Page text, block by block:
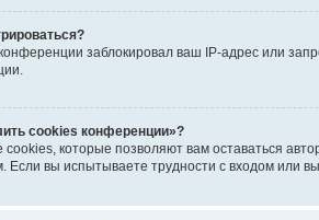
заблокировал ваш IP-адрес или
cookies конференции»?
которые позволяют вам оставаться
Если вы испытываете трудности с входом или